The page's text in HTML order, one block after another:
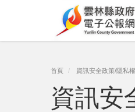
首頁 資訊安全政策/隱私
資訊安